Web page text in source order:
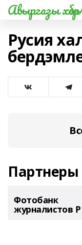
Авыргазы
Русия
Партнеры
Фотобанк
журналистов